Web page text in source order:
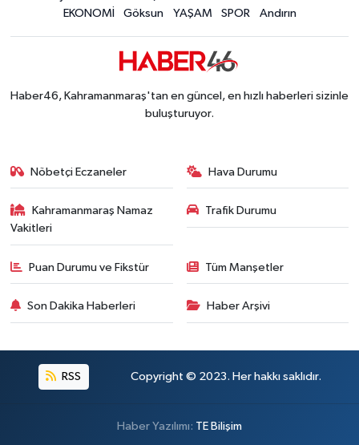
EKONOMİ
Göksun YAŞAM SPOR Andırın
Haber46, Kahramanmaraş'tan en güncel, en hızlı haberleri sizinle
buluşturuyor.
Nöbetçi Eczaneler Hava Durumu
Kahramanmaraş Namaz
Vakitleri
Trafik Durumu
Puan Durumu ve Fikstür Tüm Manşetler
Son Dakika Haberleri Haber Arşivi
RSS Copyright © 2023. Her hakkı saklıdır.
Haber Yazılımı: TE Bilişim